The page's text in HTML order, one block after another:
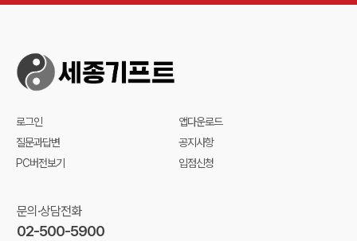
로그인
앱다운로드
질문과답변
공지사항
PC버전보기
입점신청
문의·상담전화
02-500-5900